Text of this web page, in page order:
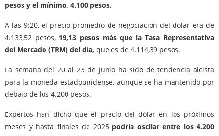
pesos y el mínimo, 4.100 pesos.
A las 9:20, el precio promedio de negociación del dólar era de
4.133,52 pesos,19,13 pesos más que la Tasa Representativa
del Mercado (TRM) del día, que es de 4.114,39 pesos.
La semana del 20 al 23 de junio ha sido de tendencia alcista
para la moneda estadounidense, aunque se ha mantenido por
debajo de los 4.200 pesos.
Expertos han dicho que el precio del dólar en los próximos
meses y hasta finales de 2025 podría oscilar entre los 4.200